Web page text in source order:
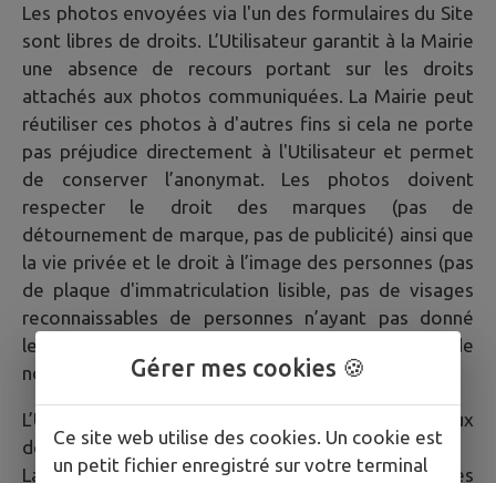
Les photos envoyées via l'un des formulaires du Site
sont libres de droits. L’Utilisateur garantit à la Mairie
une absence de recours portant sur les droits
attachés aux photos communiquées. La Mairie peut
réutiliser ces photos à d'autres fins si cela ne porte
pas préjudice directement à l'Utilisateur et permet
de conserver l’anonymat. Les photos doivent
respecter le droit des marques (pas de
détournement de marque, pas de publicité) ainsi que
la vie privée et le droit à l’image des personnes (pas
de plaque d'immatriculation lisible, pas de visages
reconnaissables de personnes n’ayant pas donné
leur accord pour la publication de leur image, pas de
noms).
L’Utilisateur est averti que la Mairie a accès aux
données communiquées via les formulaires du Site.
La Mairie a la possibilité de transférer les données
Gérer mes cookies 🍪
Ce site web utilise des cookies. Un cookie est
un petit fichier enregistré sur votre terminal